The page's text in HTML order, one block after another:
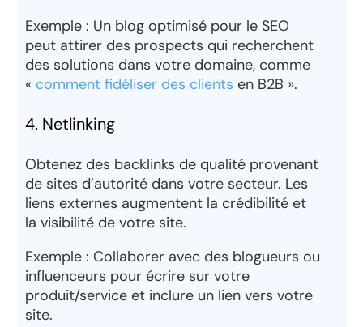
Exemple : Un blog optimisé pour le SEO
peut attirer des prospects qui recherchent
des solutions dans votre domaine, comme
« comment fidéliser des clients en B2B ».
4. Netlinking
Obtenez des backlinks de qualité provenant
de sites d’autorité dans votre secteur. Les
liens externes augmentent la crédibilité et
la visibilité de votre site.
Exemple : Collaborer avec des blogueurs ou
influenceurs pour écrire sur votre
produit/service et inclure un lien vers votre
site.